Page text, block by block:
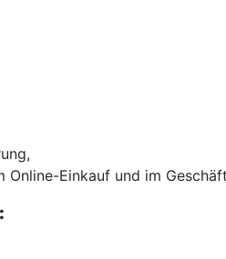
Einkauf und im